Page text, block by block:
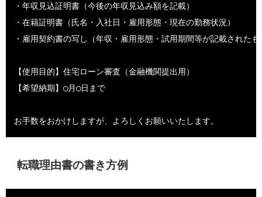
・年収見込証明書（今後の年収見込み額を記載）
・在籍証明書（氏名・入社日・雇用形態・現在の勤務状況）
・雇用契約書の写し（年収・雇用形態・試用期間等が記載されたも
【使用目的】住宅ローン審査（金融機関提出用）
【希望納期】◯月◯日まで
転職理由書の書き方例